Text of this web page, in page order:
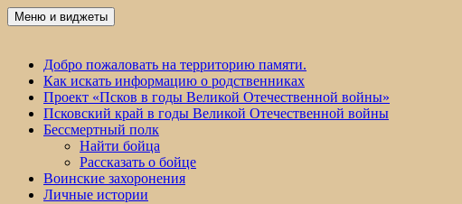
Перейти
к
Победа 60
Меню и виджеты
Добро пожаловать на территорию памяти.
Как искать информацию о родственниках
Проект «Псков в годы Великой Отечественной войны»
Псковский край в годы Великой Отечественной войны
Бессмертный полк
Найти бойца
Рассказать о бойце
Воинские захоронения
Личные истории